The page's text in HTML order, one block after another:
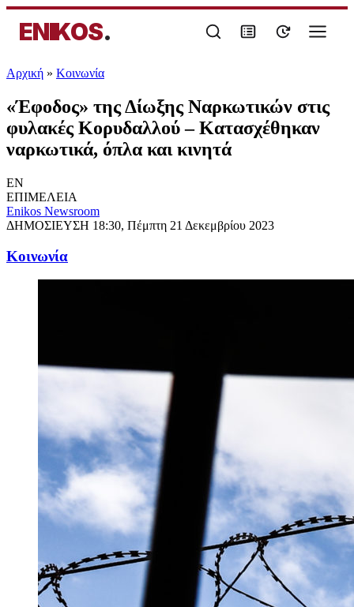
ENIKOS.
Αρχική » Κοινωνία
«Έφοδος» της Δίωξης Ναρκωτικών στις
φυλακές Κορυδαλλού – Κατασχέθηκαν
ναρκωτικά, όπλα και κινητά
EN
ΕΠΙΜΕΛΕΙΑ
Enikos Newsroom
ΔΗΜΟΣΙΕΥΣΗ 18:30, Πέμπτη 21 Δεκεμβρίου 2023
Κοινωνία